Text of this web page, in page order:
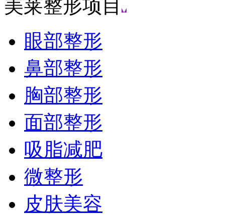
美莱整形项目
眼部整形
鼻部整形
胸部整形
面部整形
吸脂减肥
微整形
皮肤美容